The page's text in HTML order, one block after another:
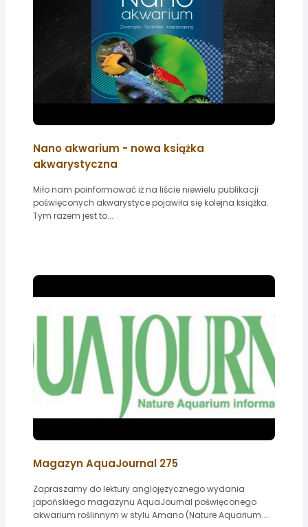
Nano akwarium - nowa książka
akwarystyczna
Miło nam poinformować iż na liście niewielu publikacji
poświęconych akwarystyce pojawiła się kolejna książka.
Tym razem jest to...
Magazyn AquaJournal 275
Zapraszamy do lektury anglojęzycznego wydania
japońskiego magazynu AquaJournal poświęconego
akwarium roślinnym w stylu Amano (Nature Aquarium...